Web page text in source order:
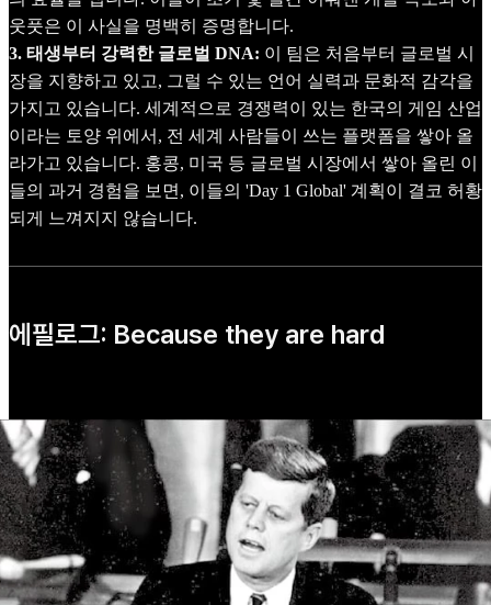
웃풋은 이 사실을 명백히 증명합니다.
3. 태생부터 강력한 글로벌 DNA: 이 팀은 처음부터 글로벌 시
장을 지향하고 있고, 그럴 수 있는 언어 실력과 문화적 감각을
가지고 있습니다. 세계적으로 경쟁력이 있는 한국의 게임 산업
이라는 토양 위에서, 전 세계 사람들이 쓰는 플랫폼을 쌓아 올
라가고 있습니다. 홍콩, 미국 등 글로벌 시장에서 쌓아 올린 이
들의 과거 경험을 보면, 이들의 'Day 1 Global' 계획이 결코 허황
되게 느껴지지 않습니다.
에필로그: Because they are hard